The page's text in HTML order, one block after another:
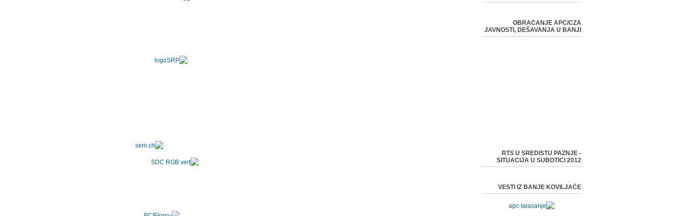
OBRAĆANJE APC/CZA
JAVNOSTI, DEŠAVANJA U BANJI
RTS U SREDISTU PAZNJE -
SITUACIJA U SUBOTICI 2012
VESTI IZ BANJE KOVILJAČE